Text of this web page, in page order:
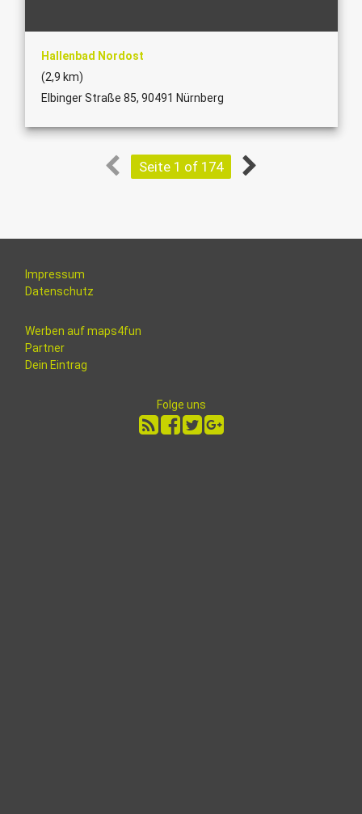
Hallenbad Nordost
(2,9 km)
Elbinger Straße 85, 90491 Nürnberg
Seite 1 of 174
Impressum
Datenschutz
Werben auf maps4fun
Partner
Dein Eintrag
Folge uns